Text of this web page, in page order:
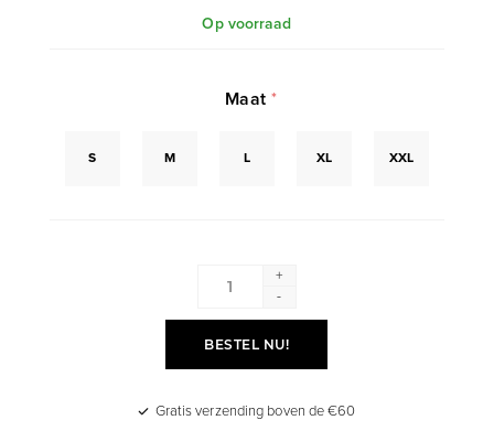
Op voorraad
Maat*
S M L XL XXL
+
-
BESTEL NU!
Gratis verzending boven de €60